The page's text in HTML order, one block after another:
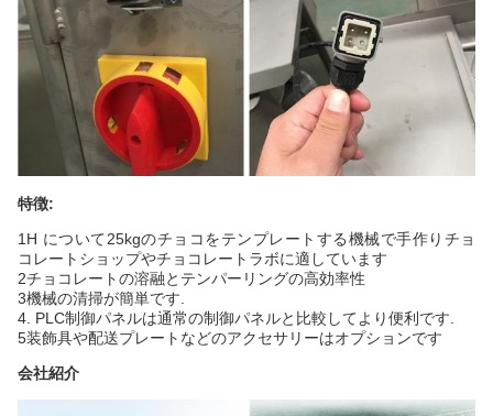
特徴:
1H について25kgのチョコをテンプレートする機械で手作りチョ
コレートショップやチョコレートラボに適しています
2チョコレートの溶融とテンパーリングの高効率性
3機械の清掃が簡単です.
4. PLC制御パネルは通常の制御パネルと比較してより便利です.
5装飾具や配送プレートなどのアクセサリーはオプションです
会社紹介